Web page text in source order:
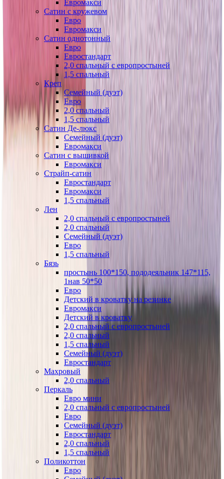
Евромакси
Сатин с кружевом
Евро
Евромакси
Сатин однотонный
Евро
Евростандарт
2,0 спальный с европростыней
1,5 спальный
Креп
Семейный (дуэт)
Евро
2,0 спальный
1,5 спальный
Сатин Де-люкс
Семейный (дуэт)
Евромакси
Сатин с вышивкой
Евромакси
Страйп-сатин
Евростандарт
Евромакси
1,5 спальный
Лен
2,0 спальный с европростыней
2,0 спальный
Семейный (дуэт)
Евро
1,5 спальный
Бязь
простынь 100*150, пододеяльник 147*115,
1нав 50*50
Евро
Детский в кроватку на резинке
Евромакси
Детский в кроватку
2,0 спальный с европростыней
2,0 спальный
1,5 спальный
Семейный (дуэт)
Евростандарт
Махровый
2,0 спальный
Перкаль
Евро мини
2,0 спальный с европростыней
Евро
Семейный (дуэт)
Евростандарт
2,0 спальный
1,5 спальный
Поликоттон
Евро